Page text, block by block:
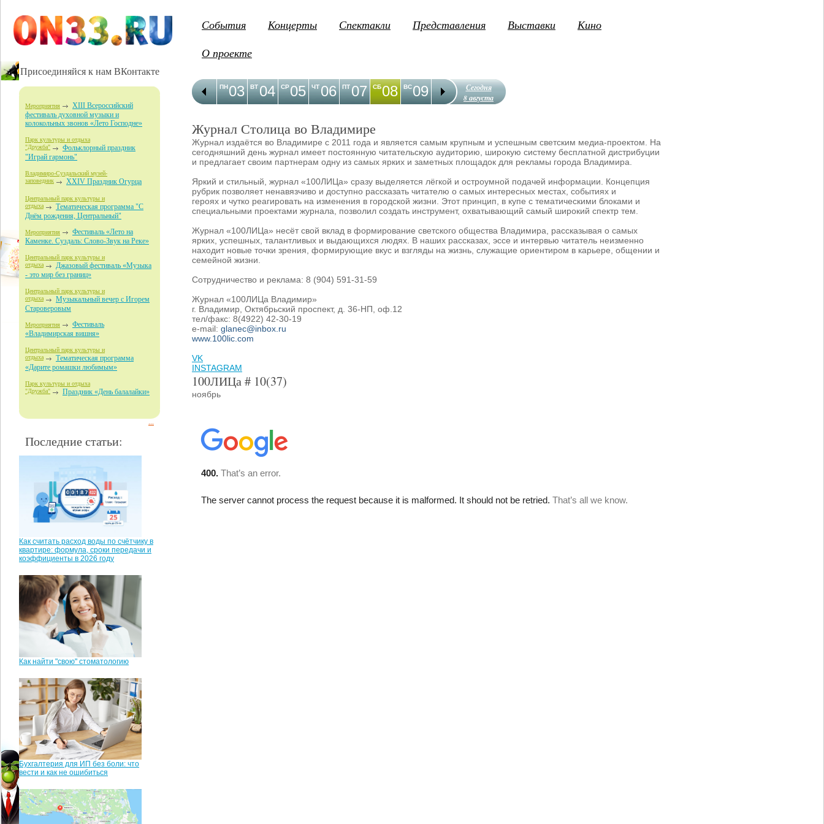
Присоединяйся к нам ВКонтакте
Мероприятия
XIII Всероссийский
фестиваль духовной музыки и
колокольных звонов «Лето Господне»
Парк культуры и отдыха
"Дружба"
Фольклорный праздник
"Играй гармонь"
Владимиро-Суздальский музей-
заповедник XXIV Праздник Огурца
Центральный парк культуры и
отдыха
Тематическая программа "С
Днём рождения, Центральный"
Мероприятия
Фестиваль «Лето на
Каменке. Суздаль: Слово-Звук на Реке»
Центральный парк культуры и
отдыха
Джазовый фестиваль «Музыка
- это мир без границ»
Центральный парк культуры и
отдыха
Музыкальный вечер с Игорем
Староверовым
Мероприятия
Фестиваль
«Владимирская вишня»
Центральный парк культуры и
отдыха
Тематическая программа
«Дарите ромашки любимым»
Парк культуры и отдыха
"Дружба" Праздник «День балалайки»
Последние статьи:
Как считать расход воды по счётчику в
квартире: формула, сроки передачи и
коэффициенты в 2026 году
Как найти "свою" стоматологию
Бухгалтерия для ИП без боли: что
вести и как не ошибиться
События Концерты Спектакли Представления Выставки
Кино
О проекте
03
ПН 04
ВТ 05
СР 06
ЧТ 07
ПТ 08
СБ 09
ВС 10
ПН 11
ВТ 12
СР
Сегодня
8 августа
Журнал Столица во Владимире
Журнал издаётся во Владимире с 2011 года и является самым крупным и успешным светским медиа-проектом. На
сегодняшний день журнал имеет постоянную читательскую аудиторию, широкую систему бесплатной дистрибуции
и предлагает своим партнерам одну из самых ярких и заметных площадок для рекламы города Владимира.
Яркий и стильный, журнал «100ЛИЦа» сразу выделяется лёгкой и остроумной подачей информации. Концепция
рубрик позволяет ненавязчиво и доступно рассказать читателю о самых интересных местах, событиях и
героях и чутко реагировать на изменения в городской жизни. Этот принцип, в купе с тематическими блоками и
специальными проектами журнала, позволил создать инструмент, охватывающий самый широкий спектр тем.
Журнал «100ЛИЦа» несёт свой вклад в формирование светского общества Владимира, рассказывая о самых
ярких, успешных, талантливых и выдающихся людях. В наших рассказах, эссе и интервью читатель неизменно
находит новые точки зрения, формирующие вкус и взгляды на жизнь, служащие ориентиром в карьере, общении и
семейной жизни.
Сотрудничество и реклама: 8 (904) 591-31-59
Журнал «100ЛИЦа Владимир»
г. Владимир, Октябрьский проспект, д. 36-НП, оф.12
тел/факс: 8(4922) 42-30-19
e-mail: glanec@inbox.ru
www.100lic.com
VK
INSTAGRAM
100ЛИЦа # 10(37)
ноябрь